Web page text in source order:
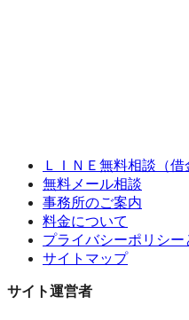
ＬＩＮＥ無料相談（借
無料メール相談
事務所のご案内
料金について
プライバシーポリシ
サイトマップ
サイト運営者